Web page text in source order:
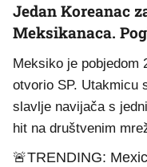
Jedan Koreanac
Meksikanaca.
Meksiko je pobjedom
otvorio SP. Utakmicu
slavlje navijača s
hit na društvenim
🚨TRENDING: